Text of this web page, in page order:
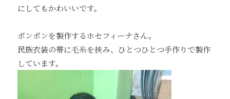
にしてもかわいいです。
ポンポンを製作するホセフィーナさん。
民族衣装の帯に毛糸を挟み、ひとつひとつ手作りで製作
しています。